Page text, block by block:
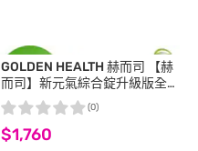
GOLDEN HEALTH 赫而司
【赫
而司】新元氣綜合錠升級版全
素食綜合維他命(60顆*2罐) 女
性孕哺婦女適用 含葉黃素葉酸
鐵B群
$1,760
(0)